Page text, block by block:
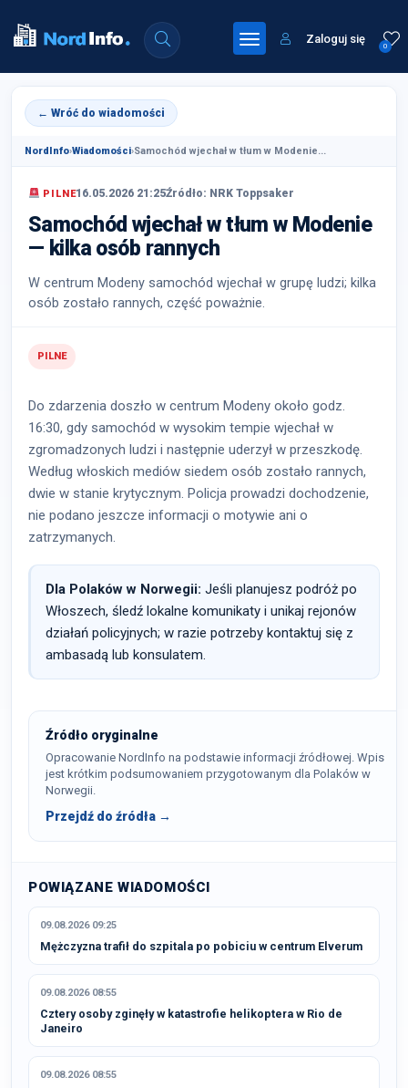
0
Zaloguj się
← Wróć do wiadomości
NordInfo›Wiadomości›Samochód wjechał w tłum w Modenie...
PILNE16.05.2026 21:25Źródło: NRK Toppsaker
Samochód wjechał w tłum w Modenie
— kilka osób rannych
W centrum Modeny samochód wjechał w grupę ludzi; kilka
osób zostało rannych, część poważnie.
PILNE
Do zdarzenia doszło w centrum Modeny około godz.
16:30, gdy samochód w wysokim tempie wjechał w
zgromadzonych ludzi i następnie uderzył w przeszkodę.
Według włoskich mediów siedem osób zostało rannych,
dwie w stanie krytycznym. Policja prowadzi dochodzenie,
nie podano jeszcze informacji o motywie ani o
zatrzymanych.
Dla Polaków w Norwegii: Jeśli planujesz podróż po
Włoszech, śledź lokalne komunikaty i unikaj rejonów
działań policyjnych; w razie potrzeby kontaktuj się z
ambasadą lub konsulatem.
Źródło oryginalne
Opracowanie NordInfo na podstawie informacji źródłowej. Wpis
jest krótkim podsumowaniem przygotowanym dla Polaków w
Norwegii.
Przejdź do źródła →
POWIĄZANE WIADOMOŚCI
09.08.2026 09:25
Mężczyzna trafił do szpitala po pobiciu w centrum Elverum
09.08.2026 08:55
Cztery osoby zginęły w katastrofie helikoptera w Rio de
Janeiro
09.08.2026 08:55